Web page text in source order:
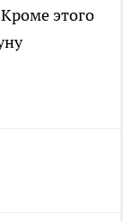
этого